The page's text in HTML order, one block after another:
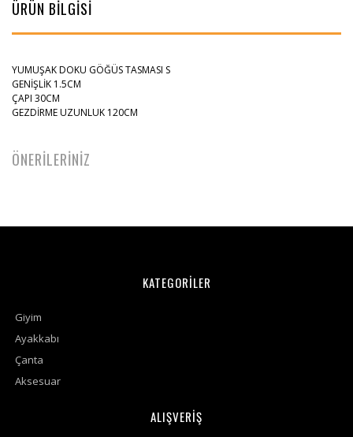
ÜRÜN BİLGİSİ
YUMUŞAK DOKU GÖĞÜS TASMASI S
GENİŞLİK 1.5CM
ÇAPI 30CM
GEZDİRME UZUNLUK 120CM
ÖNERİLERİNİZ
KATEGORİLER
Giyim
Ayakkabı
Çanta
Aksesuar
ALIŞVERİŞ